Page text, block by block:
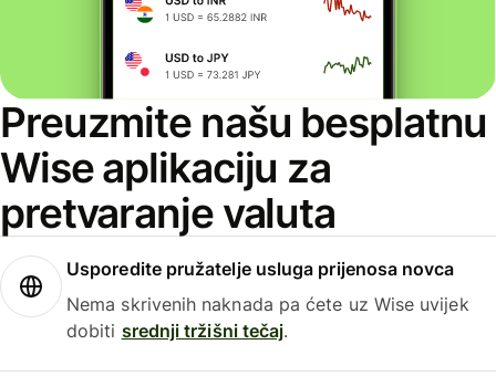
Preuzmite našu besplatnu
Wise aplikaciju za
pretvaranje valuta
Usporedite pružatelje usluga prijenosa novca
Nema skrivenih naknada pa ćete uz Wise uvijek
dobiti srednji tržišni tečaj.